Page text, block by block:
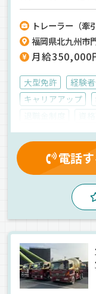
トレーラー（牽引
福岡県北九州市
月給350,000
大型免許 経験
キャリアアップ
資
表彰制度
厚生
健康保険
業務
ETC搭載
新車
ドライブレコーダ
正
電話